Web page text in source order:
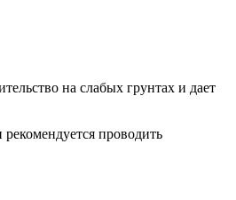
на слабых грунтах и дает
проводить